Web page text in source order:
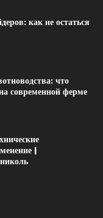
как не остаться
что
современной ферме
|